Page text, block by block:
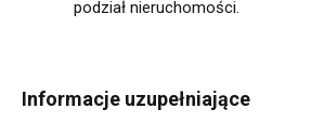
podział nieruchomości.
Informacje uzupełniające